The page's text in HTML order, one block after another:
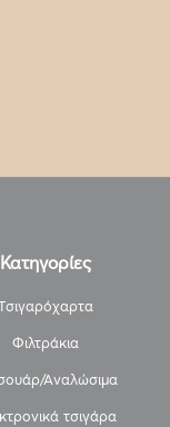
Κατηγορίες
Φιλτράκια
Αναλώσιμα
τσιγάρα